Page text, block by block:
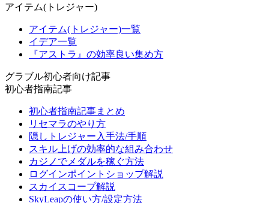
アイテム(トレジャー)
アイテム(トレジャー)一覧
イデア一覧
『アストラ』の効率良い集め方
グラブル初心者向け記事
初心者指南記事
初心者指南記事まとめ
リセマラのやり方
隠しトレジャー入手法/手順
スキル上げの効率的な組み合わせ
カジノでメダルを稼ぐ方法
ログインポイントショップ解説
スカイスコープ解説
SkyLeapの使い方/設定方法